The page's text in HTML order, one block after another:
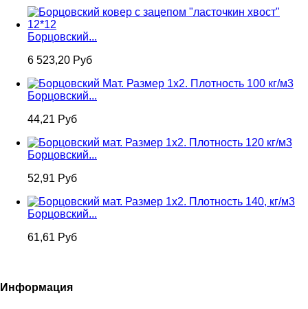
Борцовский...
6 523,20 Руб
Борцовский...
44,21 Руб
Борцовский...
52,91 Руб
Борцовский...
61,61 Руб
Информация